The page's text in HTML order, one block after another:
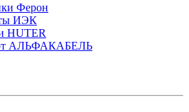
Ферон
ИЭК
HUTER
от АЛЬФАКАБЕЛЬ